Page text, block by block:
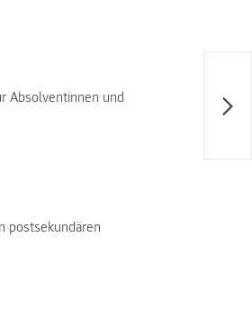
Absolventinnen und
postsekundären